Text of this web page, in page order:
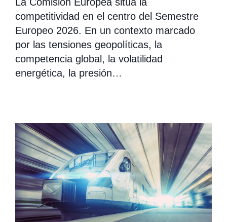
competitividad en el centro del Semestre
Europeo 2026. En un contexto marcado
por las tensiones geopolíticas, la
competencia global, la volatilidad
energética, la presión…